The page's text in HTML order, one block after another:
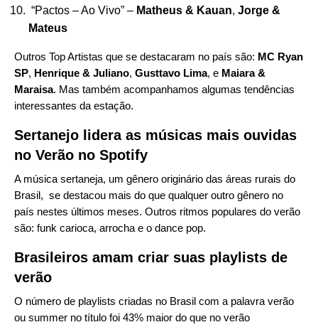
“Pactos – Ao Vivo” – Matheus & Kauan, Jorge &
Mateus
Outros Top Artistas que se destacaram no país são: MC Ryan
SP, Henrique & Juliano, Gusttavo Lima, e Maiara &
Maraisa. Mas também acompanhamos algumas tendências
interessantes da estação.
Sertanejo lidera as músicas mais ouvidas
no Verão no Spotify
A música sertaneja, um gênero originário das áreas rurais do
Brasil, se destacou mais do que qualquer outro gênero no
país nestes últimos meses. Outros ritmos populares do verão
são: funk carioca, arrocha e o dance pop.
Brasileiros amam criar suas playlists de
verão
O número de playlists criadas no Brasil com a palavra verão
ou summer no título foi 43% maior do que no verão